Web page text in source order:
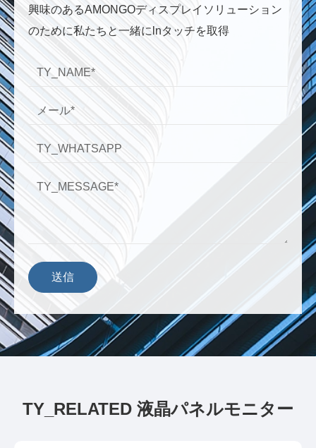
興味のあるAMONGOディスプレイソリューション
のために私たちと一緒にlnタッチを取得
送信
TY_RELATED 液晶パネルモニター